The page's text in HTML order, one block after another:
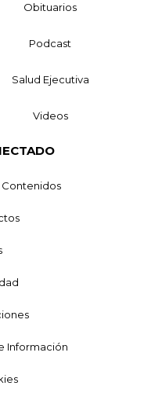
Obituarios
Podcast
Salud Ejecutiva
Videos
Información